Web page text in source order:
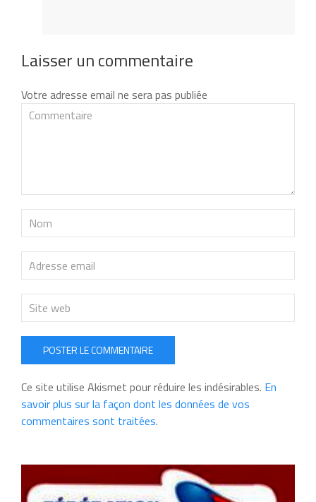
Laisser un commentaire
Votre adresse email ne sera pas publiée
POSTER LE COMMENTAIRE
Ce site utilise Akismet pour réduire les indésirables. En
savoir plus sur la façon dont les données de vos
commentaires sont traitées.